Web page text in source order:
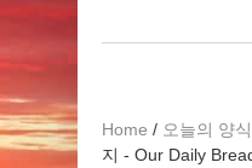
Home / 오늘의 양식
지 - Our Daily